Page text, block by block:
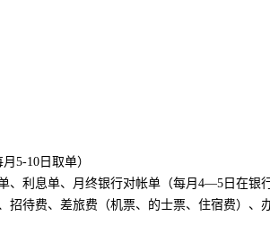
5-10日取单）
、利息单、月终银行对帐单（每月4—5日在银
招待费、差旅费（机票、的士票、住宿费）、